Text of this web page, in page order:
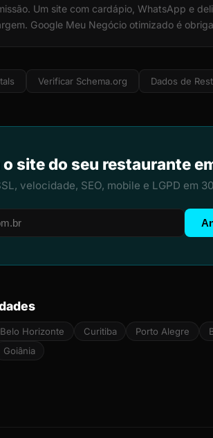
Um site com cardápio, WhatsApp e
Google Meu Negócio otimizado é
Verificar Schema.org Dados de
site do seu restaurante
velocidade, SEO, mobile e LGPD em
Belo Horizonte Curitiba Porto Alegre
Goiânia